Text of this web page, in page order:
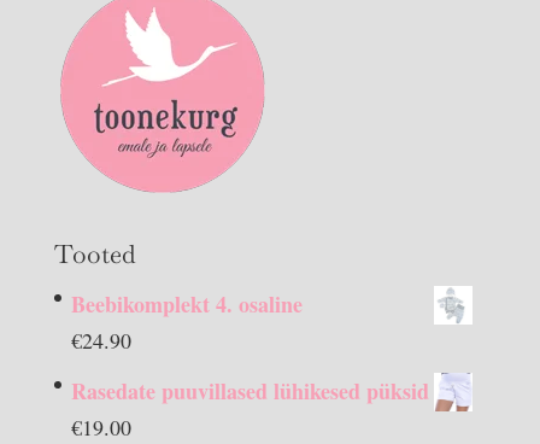
Tooted
Beebikomplekt 4. osaline
€24.90
Rasedate puuvillased lühikesed püksid
€19.00